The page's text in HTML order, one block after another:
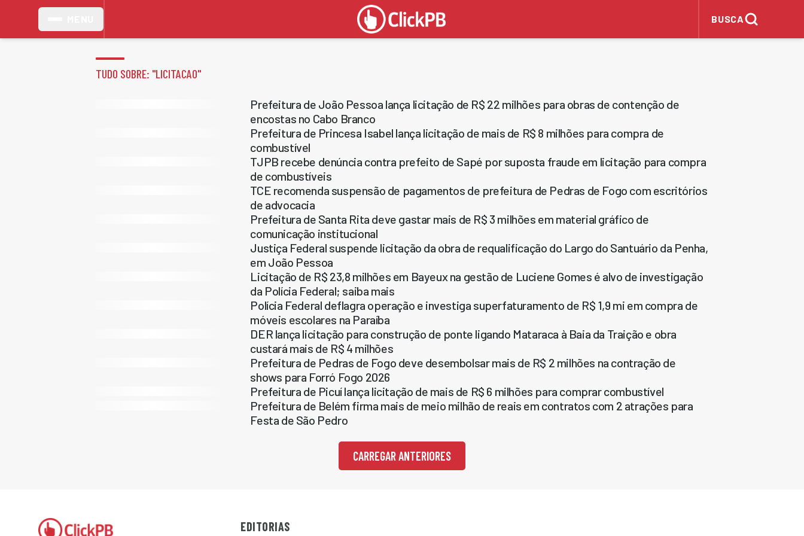
BUSCA
TUDO SOBRE: "LICITACAO"
Prefeitura de João Pessoa lança licitação de R$ 22 milhões para obras de contenção de
encostas no Cabo Branco
Prefeitura de Princesa Isabel lança licitação de mais de R$ 8 milhões para compra de
combustível
TJPB recebe denúncia contra prefeito de Sapé por suposta fraude em licitação para compra
de combustíveis
TCE recomenda suspensão de pagamentos de prefeitura de Pedras de Fogo com escritórios
de advocacia
Prefeitura de Santa Rita deve gastar mais de R$ 3 milhões em material gráfico de
comunicação institucional
Justiça Federal suspende licitação da obra de requalificação do Largo do Santuário da Penha,
em João Pessoa
Licitação de R$ 23,8 milhões em Bayeux na gestão de Luciene Gomes é alvo de investigação
da Polícia Federal; saiba mais
Polícia Federal deflagra operação e investiga superfaturamento de R$ 1,9 mi em compra de
móveis escolares na Paraíba
DER lança licitação para construção de ponte ligando Mataraca à Baia da Traição e obra
custará mais de R$ 4 milhões
Prefeitura de Pedras de Fogo deve desembolsar mais de R$ 2 milhões na contração de
shows para Forró Fogo 2026
Prefeitura de Picuí lança licitação de mais de R$ 6 milhões para comprar combustível
Prefeitura de Belém firma mais de meio milhão de reais em contratos com 2 atrações para
Festa de São Pedro
CARREGAR ANTERIORES
EDITORIAS